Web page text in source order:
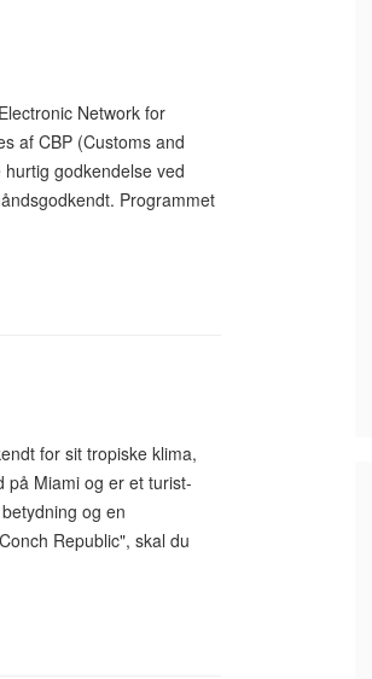
Network for
af CBP (Customs and
godkendelse ved
Programmet
for sit tropiske klima,
Miami og er et turist-
og en
Republic", skal du